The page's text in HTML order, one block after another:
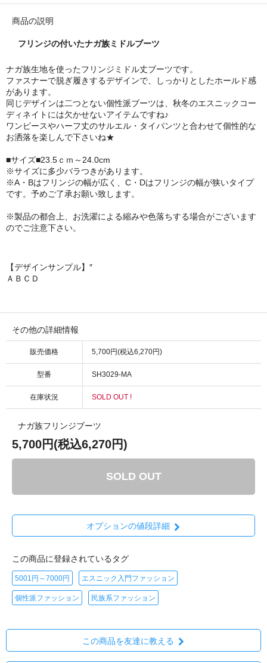
商品の説明
フリンジの付いたナガ族ミドルブーツ
ナガ族生地を使ったフリンジミドル丈ブーツです。
ファスナーで脱ぎ履きするデザインで、しっかりとしたホールド感
があります。
同じデザインは二つとない個性派ブーツは、秋冬のエスニックコー
ディネイトには欠かせないアイテムですね♪
ワンピースやハーフ丈のサルエル・タイパンツと合わせて個性的な
お洒落を楽しんで下さいね★
■サイズ■23.5ｃｍ～24.0cm
※サイズに多少バラつきがあります。
※A・Bはフリンジの幅が広く、C・Dはフリンジの幅が狭いタイプ
です。予めご了承お願い致します。
※製品の都合上、お洗濯による縮みや色落ちする場合がございます
のでご注意下さい。
【デザインサンプル】″
Ａ Ｂ Ｃ Ｄ
その他の詳細情報
販売価格 5,700円(税込6,270円)
型番 SH3029-MA
在庫状況 SOLD OUT !
ナガ族フリンジブーツ
5,700円(税込6,270円)
SOLD OUT
オプションの値段詳細
この商品に登録されているタグ
5001円～7000円 エスニック入門ファッション
個性派ファッション 民族系ファッション
この商品を友達に教える